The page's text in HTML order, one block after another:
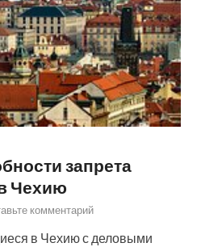
запрета
Чехию
комментарий
в Чехию с деловыми